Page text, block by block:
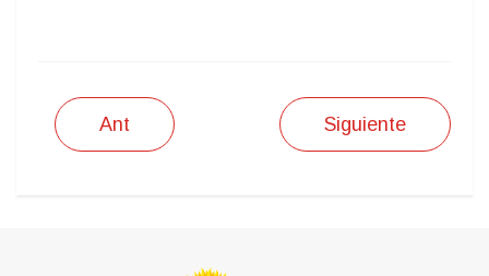
Ant Siguiente